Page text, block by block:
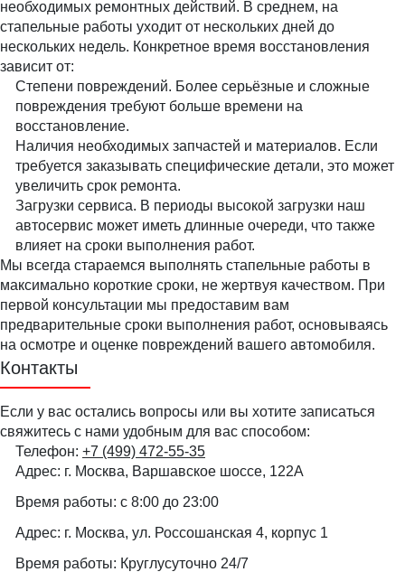
необходимых ремонтных действий. В среднем, на
стапельные работы уходит от нескольких дней до
нескольких недель. Конкретное время восстановления
зависит от:
Степени повреждений. Более серьёзные и сложные
повреждения требуют больше времени на
восстановление.
Наличия необходимых запчастей и материалов. Если
требуется заказывать специфические детали, это может
увеличить срок ремонта.
Загрузки сервиса. В периоды высокой загрузки наш
автосервис может иметь длинные очереди, что также
влияет на сроки выполнения работ.
Мы всегда стараемся выполнять стапельные работы в
максимально короткие сроки, не жертвуя качеством. При
первой консультации мы предоставим вам
предварительные сроки выполнения работ, основываясь
на осмотре и оценке повреждений вашего автомобиля.
Контакты
Если у вас остались вопросы или вы хотите записаться
свяжитесь с нами удобным для вас способом:
Телефон: +7 (499) 472-55-35
Адрес: г. Москва, Варшавское шоссе, 122А
Время работы: с 8:00 до 23:00
Адрес: г. Москва, ул. Россошанская 4, корпус 1
Время работы: Круглусуточно 24/7